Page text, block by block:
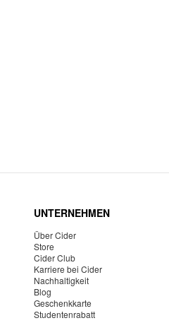
UNTERNEHMEN
Über Cider
Store
Cider Club
Karriere bei Cider
Nachhaltigkeit
Blog
Geschenkkarte
Studentenrabatt